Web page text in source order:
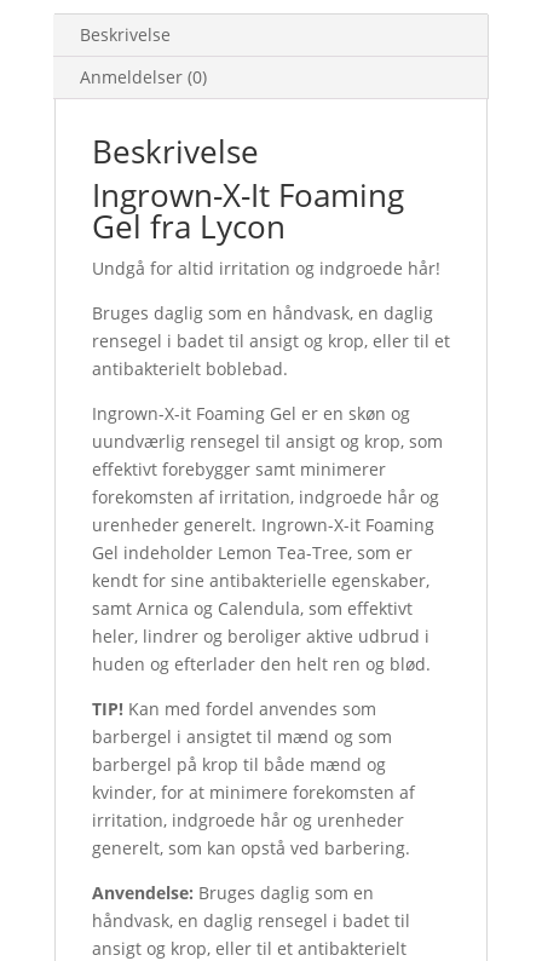
Beskrivelse
Anmeldelser (0)
Beskrivelse
Ingrown-X-It Foaming
Gel fra Lycon
Undgå for altid irritation og indgroede hår!
Bruges daglig som en håndvask, en daglig
rensegel i badet til ansigt og krop, eller til et
antibakterielt boblebad.
Ingrown-X-it Foaming Gel er en skøn og
uundværlig rensegel til ansigt og krop, som
effektivt forebygger samt minimerer
forekomsten af irritation, indgroede hår og
urenheder generelt. Ingrown-X-it Foaming
Gel indeholder Lemon Tea-Tree, som er
kendt for sine antibakterielle egenskaber,
samt Arnica og Calendula, som effektivt
heler, lindrer og beroliger aktive udbrud i
huden og efterlader den helt ren og blød.
TIP!Kan med fordel anvendes som
barbergel i ansigtet til mænd og som
barbergel på krop til både mænd og
kvinder, for at minimere forekomsten af
irritation, indgroede hår og urenheder
generelt, som kan opstå ved barbering.
Anvendelse: Bruges daglig som en
håndvask, en daglig rensegel i badet til
ansigt og krop, eller til et antibakterielt